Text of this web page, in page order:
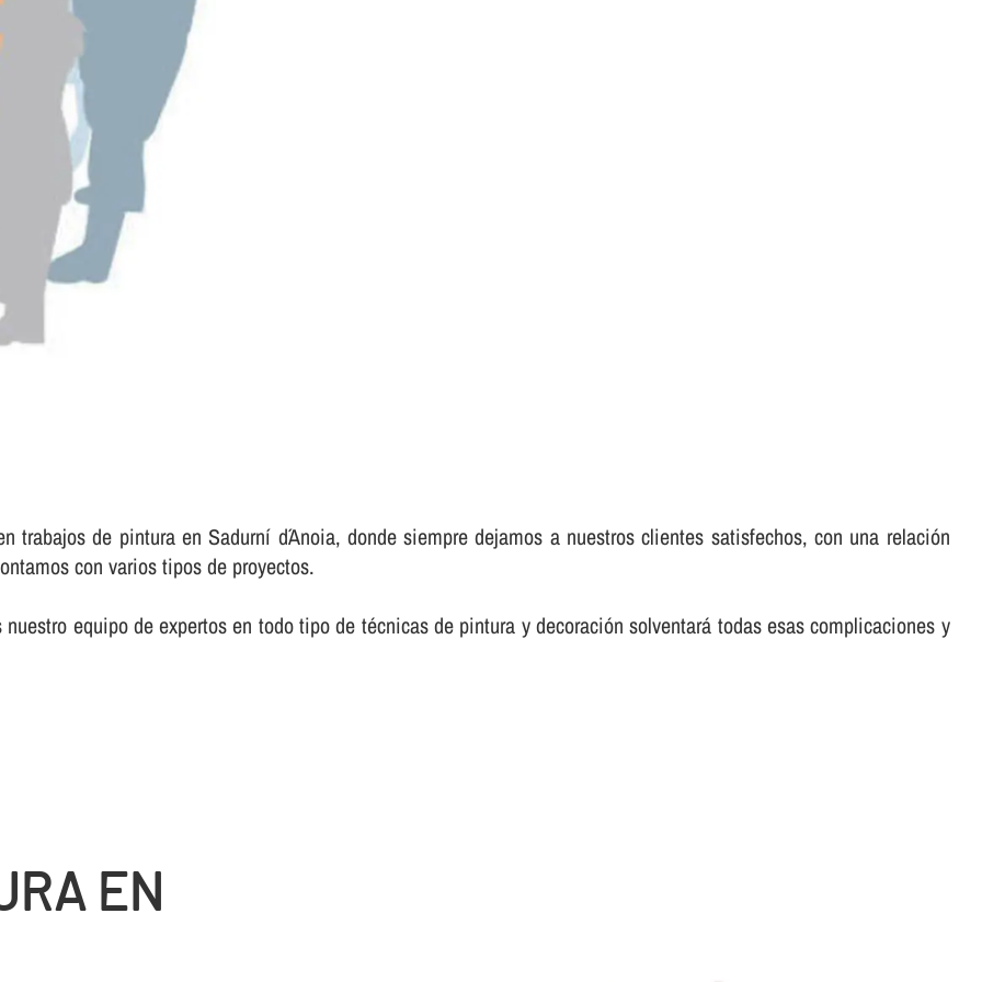
trabajos de pintura en Sadurní d´Anoia, donde siempre dejamos a nuestros clientes satisfechos, con una relación
con varios tipos de proyectos.
equipo de expertos en todo tipo de técnicas de pintura y decoración solventará todas esas complicaciones y
EN